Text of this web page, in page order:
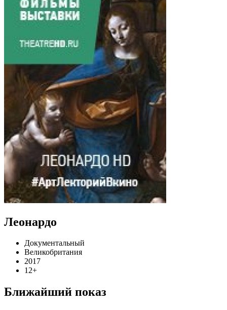
Леонардо
Документальный
Великобритания
2017
12+
Ближайший показ